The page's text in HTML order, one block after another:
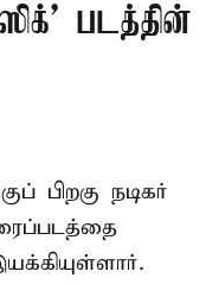
படத்தின்
பிறகு நடிகர்